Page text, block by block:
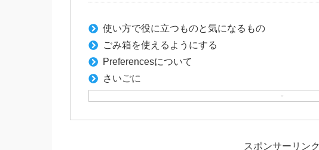
使い方で役に立つものと気になるもの
ごみ箱を使えるようにする
Preferencesについて
さいごに
スポンサーリンク